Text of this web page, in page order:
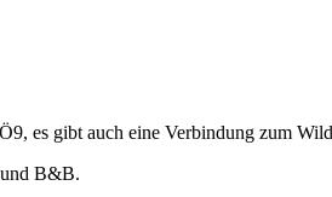
es gibt auch eine Verbindung zum
und B&B.